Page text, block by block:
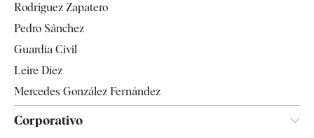
Televisión
Rodríguez Zapatero
Pedro Sánchez
Guardia Civil
Leire Díez
Mercedes González Fernández
Corporativo